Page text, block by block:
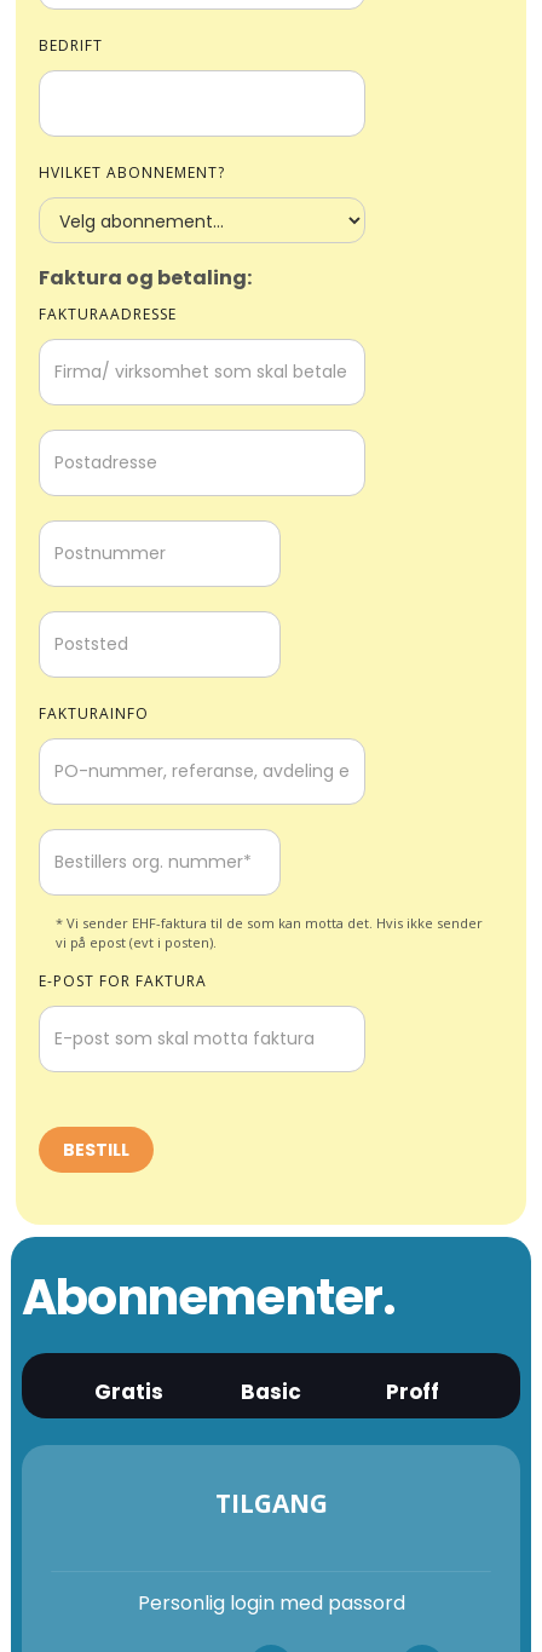
BEDRIFT
HVILKET ABONNEMENT?
Faktura og betaling:
FAKTURAADRESSE
FAKTURAINFO
* Vi sender EHF-faktura til de som kan motta det. Hvis ikke sender
vi på epost (evt i posten).
E-POST FOR FAKTURA
Abonnementer.
Gratis Basic Proff
TILGANG
Personlig login med passord